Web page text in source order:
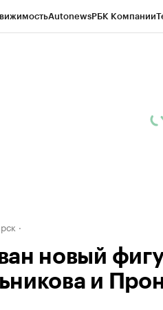
AutonewsРБК Компании
новый
и